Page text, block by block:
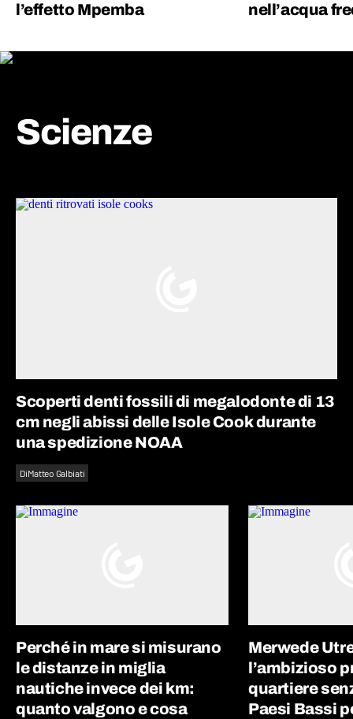
l’effetto Mpemba
nell’acqua
Scienze
Scoperti denti fossili di megalodonte di 13
cm negli abissi delle Isole Cook durante
una spedizione NOAA
DiMatteo Galbiati
Perché in mare si misurano
le distanze in miglia
nautiche invece dei km:
quanto valgono e cosa
Merwede
l’ambizioso
quartiere
Paesi Bassi